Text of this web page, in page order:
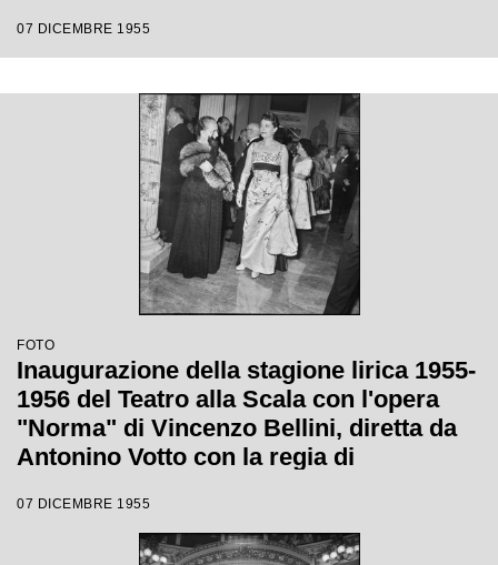
07 DICEMBRE 1955
FOTO
Inaugurazione della stagione lirica 1955-
1956 del Teatro alla Scala con l'opera
"Norma" di Vincenzo Bellini, diretta da
Antonino Votto con la regia di
07 DICEMBRE 1955